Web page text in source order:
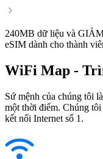
240MB dữ liệu và
eSIM dành cho thành
WiFi Map -
Sứ mệnh của chúng tôi
một thời điểm. Chúng
kết nối Internet số 1.